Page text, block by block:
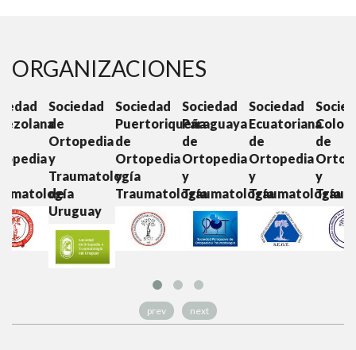
ORGANIZACIONES
Sociedad
de
Ortopedia
y
Traumatología
de
Uruguay
Sociedad
Puertoriqueña
de
Ortopedia
y
Traumatología
Sociedad
Paraguaya
Ortopedia
Traumatología
Sociedad
Ecuatoriana
Ortopedia
Traumatología
Sociedad
Colombiana
Ortopedia
prev next